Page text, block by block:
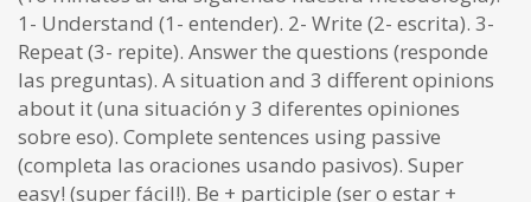
1- Understand (1- entender). 2- Write (2- escrita). 3-
Repeat (3- repite). Answer the questions (responde
las preguntas). A situation and 3 different opinions
about it (una situación y 3 diferentes opiniones
sobre eso). Complete sentences using passive
(completa las oraciones usando pasivos). Super
easy! (super fácil!). Be + participle (ser o estar +